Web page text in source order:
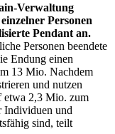
Verwaltung
Personen
Pendant an.
Personen beendete
Endung einen
13 Mio. Nachdem
und nutzen
etwa 2,3 Mio. zum
Individuen und
sind, teilt